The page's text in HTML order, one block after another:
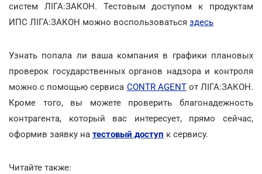
систем ЛІГА:ЗАКОН. Тестовым доступом к продуктам
ИПС ЛІГА:ЗАКОН можно воспользоваться здесь
Узнать попала ли ваша компания в графики плановых
проверок государственных органов надзора и контроля
можно с помощью сервиса CONTR AGENTот ЛІГА:ЗАКОН.
Кроме того, вы можете проверить благонадежность
контрагента, который вас интересует, прямо сейчас,
оформив заявку на тестовый доступ к сервису.
Читайте также: